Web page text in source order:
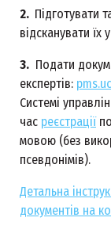
2. Підготувати
відсканувати їх
3. Подати
експертів:
Системі
час реєстрації
мовою (без
псевдонімів).
Детальна
документів на